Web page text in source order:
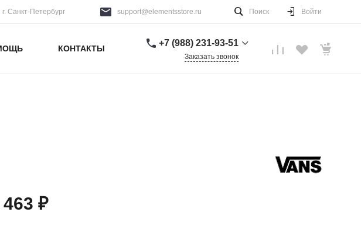
г. Санкт-Петербург support@elementsstore.ru Поиск Войти
КОНТАКТЫ
+7 (988) 231-93-51
Заказать звонок
463 ₽